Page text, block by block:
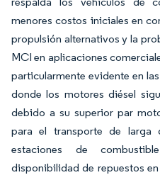
menores costos iniciales en
propulsión alternativos y la
MCI en aplicaciones
particularmente evidente en
donde los motores diésel
debido a su superior par
para el transporte de larga
estaciones de
disponibilidad de repuestos